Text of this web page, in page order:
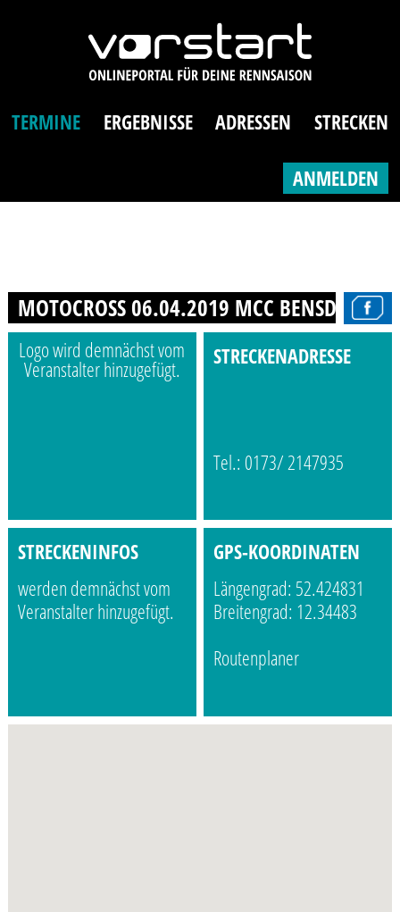
TERMINE ERGEBNISSE ADRESSEN STRECKEN
ANMELDEN
MOTOCROSS 06.04.2019 MCC BENSDORF
Logo wird demnächst vom
Veranstalter hinzugefügt. STRECKENADRESSE
Tel.: 0173/ 2147935
STRECKENINFOS
werden demnächst vom
Veranstalter hinzugefügt.
GPS-KOORDINATEN
Längengrad: 52.424831
Breitengrad: 12.34483
Routenplaner